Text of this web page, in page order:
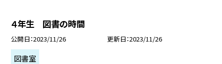
４年生 図書の時間
公開日 2023/11/26 更新日 2023/11/26
図書室